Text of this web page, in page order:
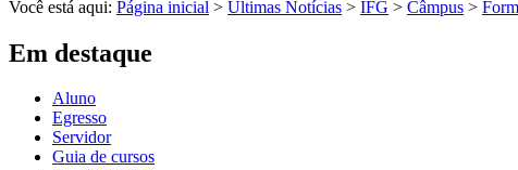
Você está aqui: Página inicial > Últimas Notícias > IFG > Câmpus >
Em destaque
Aluno
Egresso
Servidor
Guia de cursos